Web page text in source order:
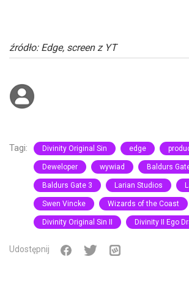
źródło: Edge, screen z YT
Tagi: Divinity Original Sin edge
Deweloper wywiad Baldurs
Baldurs Gate 3 Larian Studios
Swen Vincke Wizards of the Coast
Divinity Original Sin II Divinity II Ego
Udostępnij